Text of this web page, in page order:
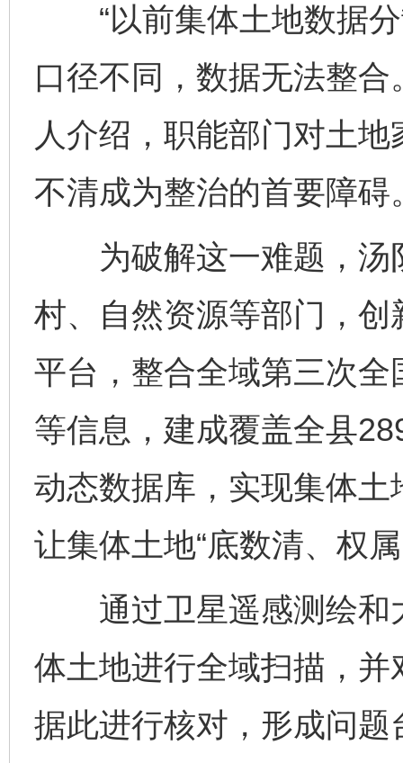
“以前集体土地数据分
口径不同，数据无法整
人介绍，职能部门对土
不清成为整治的首要障碍
为破解这一难题，汤
村、自然资源等部门，
平台，整合全域第三次
等信息，建成覆盖全县
动态数据库，实现集体土
让集体土地“底数清、权
通过卫星遥感测绘和
体土地进行全域扫描，
据此进行核对，形成问